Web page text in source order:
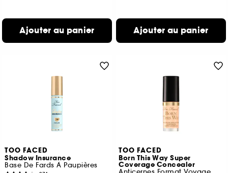
Ajouter au panier Ajouter au panier
TOO FACED
Shadow Insurance
Base De Fards À Paupières
TOO FACED
Born This Way Super
Coverage Concealer